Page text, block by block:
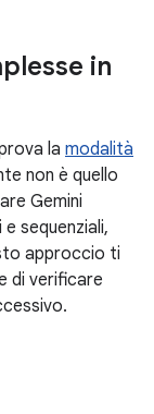
in
la modalità
non è quello
Gemini
sequenziali,
approccio ti
di verificare